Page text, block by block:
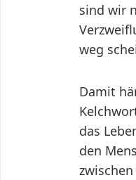
sind wir
weg
Damit
das
den